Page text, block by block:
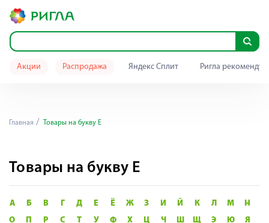
Акции Распродажа Яндекс Сплит Ригла
Главная Товары на букву E
Товары на букву E
А Б В Г Д Е Ё Ж З И Й К Л М
Н
О
П Р С Т У Ф Х Ц Ч Ш Щ Э Ю Я